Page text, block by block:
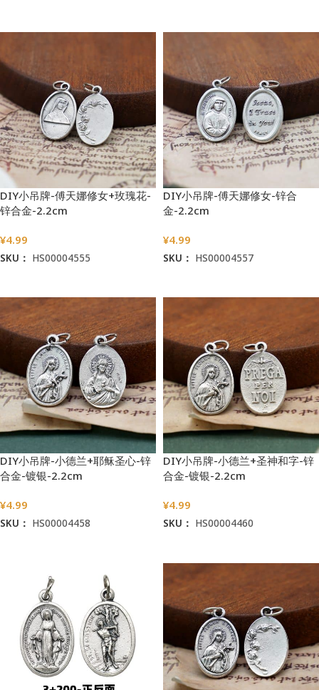
DIY小吊牌-傅天娜修女+玫瑰花-
锌合金-2.2cm
¥4.99
SKU： HS00004555
DIY小吊牌-傅天娜修女-锌合
金-2.2cm
¥4.99
SKU： HS00004557
DIY小吊牌-小德兰+耶稣圣心-锌
合金-镀银-2.2cm
¥4.99
SKU： HS00004458
DIY小吊牌-小德兰+圣神和字-锌
合金-镀银-2.2cm
¥4.99
SKU： HS00004460